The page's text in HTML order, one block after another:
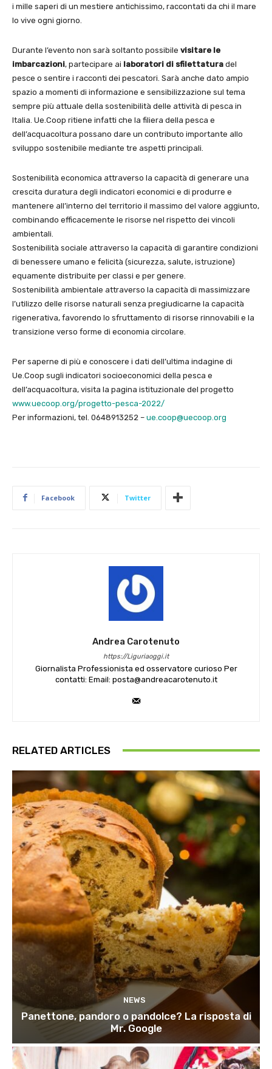
i mille saperi di un mestiere antichissimo, raccontati da chi il mare
lo vive ogni giorno.
Durante l’evento non sarà soltanto possibile visitare le
imbarcazioni, partecipare ai laboratori di sfilettatura del
pesce o sentire i racconti dei pescatori. Sarà anche dato ampio
spazio a momenti di informazione e sensibilizzazione sul tema
sempre più attuale della sostenibilità delle attività di pesca in
Italia. Ue.Coop ritiene infatti che la filiera della pesca e
dell’acquacoltura possano dare un contributo importante allo
sviluppo sostenibile mediante tre aspetti principali.
Sostenibilità economica attraverso la capacità di generare una
crescita duratura degli indicatori economici e di produrre e
mantenere all’interno del territorio il massimo del valore aggiunto,
combinando efficacemente le risorse nel rispetto dei vincoli
ambientali.
Sostenibilità sociale attraverso la capacità di garantire condizioni
di benessere umano e felicità (sicurezza, salute, istruzione)
equamente distribuite per classi e per genere.
Sostenibilità ambientale attraverso la capacità di massimizzare
l’utilizzo delle risorse naturali senza pregiudicarne la capacità
rigenerativa, favorendo lo sfruttamento di risorse rinnovabili e la
transizione verso forme di economia circolare.
Per saperne di più e conoscere i dati dell’ultima indagine di
Ue.Coop sugli indicatori socioeconomici della pesca e
dell’acquacoltura, visita la pagina istituzionale del progetto
www.uecoop.org/progetto-pesca-2022/
Per informazioni, tel. 0648913252 – ue.coop@uecoop.org
Facebook Twitter
Andrea Carotenuto
https://Liguriaoggi.it
Giornalista Professionista ed osservatore curioso Per
contatti: Email: posta@andreacarotenuto.it
RELATED ARTICLES
NEWS
Panettone, pandoro o pandolce? La risposta di
Mr. Google